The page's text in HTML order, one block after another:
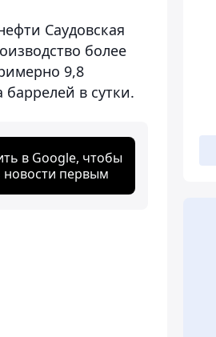
Саудовская
более
9,8
в сутки.
в Google, чтобы
новости первым